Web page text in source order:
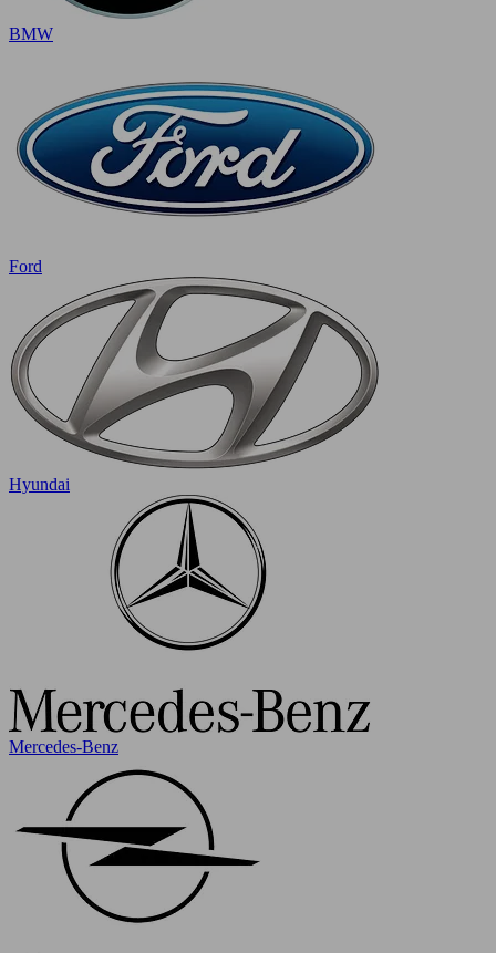
BMW
Ford
Hyundai
Mercedes-Benz